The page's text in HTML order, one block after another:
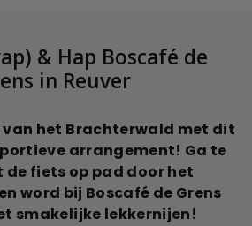
& Hap Boscafé de
in Reuver
van het Brachterwald met dit
arrangement! Ga te
de fiets op pad door het
word bij Boscafé de Grens
smakelijke lekkernijen!